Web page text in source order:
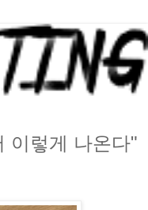
이렇게 나온다"